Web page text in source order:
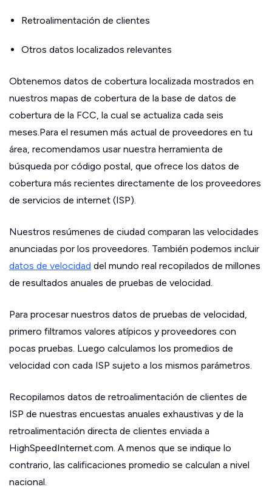
Retroalimentación de clientes
Otros datos localizados relevantes
Obtenemos datos de cobertura localizada mostrados en
nuestros mapas de cobertura de la base de datos de
cobertura de la FCC, la cual se actualiza cada seis
meses.Para el resumen más actual de proveedores en tu
área, recomendamos usar nuestra herramienta de
búsqueda por código postal, que ofrece los datos de
cobertura más recientes directamente de los proveedores
de servicios de internet (ISP).
Nuestros resúmenes de ciudad comparan las velocidades
anunciadas por los proveedores. También podemos incluir
datos de velocidad del mundo real recopilados de millones
de resultados anuales de pruebas de velocidad.
Para procesar nuestros datos de pruebas de velocidad,
primero filtramos valores atípicos y proveedores con
pocas pruebas. Luego calculamos los promedios de
velocidad con cada ISP sujeto a los mismos parámetros.
Recopilamos datos de retroalimentación de clientes de
ISP de nuestras encuestas anuales exhaustivas y de la
retroalimentación directa de clientes enviada a
HighSpeedInternet.com. A menos que se indique lo
contrario, las calificaciones promedio se calculan a nivel
nacional.